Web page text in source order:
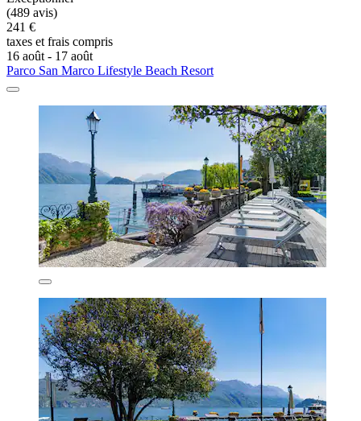
(489 avis)
241 €
taxes et frais compris
16 août - 17 août
Parco San Marco Lifestyle Beach Resort